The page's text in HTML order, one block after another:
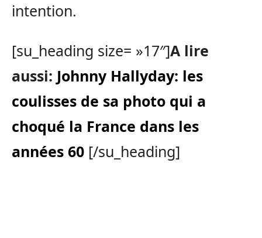
intention.
[su_heading size= »17″]A lire
aussi: Johnny Hallyday: les
coulisses de sa photo qui a
choqué la France dans les
années 60 [/su_heading]